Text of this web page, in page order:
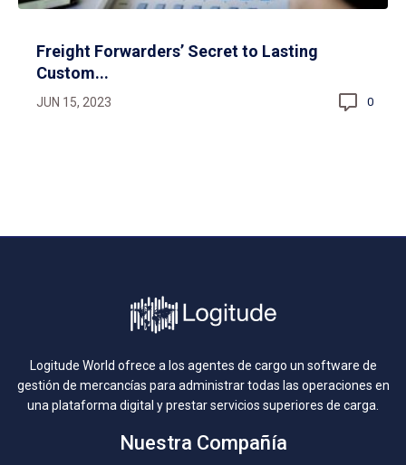
Freight Forwarders’ Secret to Lasting
Custom...
JUN 15, 2023 0
Logitude World ofrece a los agentes de cargo un software de
gestión de mercancías para administrar todas las operaciones en
una plataforma digital y prestar servicios superiores de carga.
Nuestra Compañía